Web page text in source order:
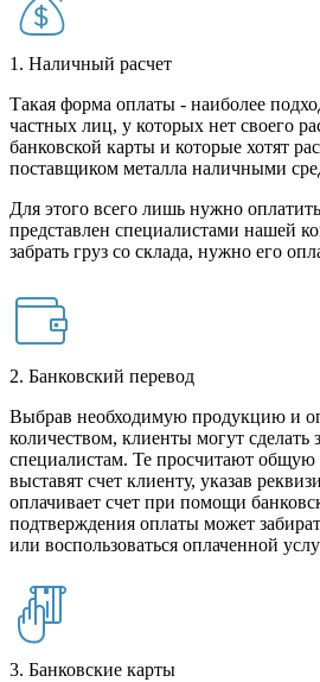
1. Наличный расчет
Такая форма оплаты - наиболее
частных лиц, у которых нет своего
банковской карты и которые хотят
поставщиком металла наличными
Для этого всего лишь нужно
представлен специалистами нашей
забрать груз со склада, нужно его
2. Банковский перевод
Выбрав необходимую продукцию и
количеством, клиенты могут сделать
специалистам. Те просчитают общую
выставят счет клиенту, указав
оплачивает счет при помощи
подтверждения оплаты может
или воспользоваться оплаченной
3. Банковские карты